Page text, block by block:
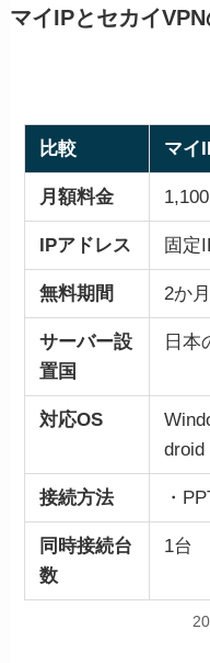
マイIPとセカイ
比較 マイ
月額料金
IPアドレス 固定
無料期間 2か月
サーバー設
置国
日本
対応OS
droid
接続方法 ・
同時接続台
数
1台